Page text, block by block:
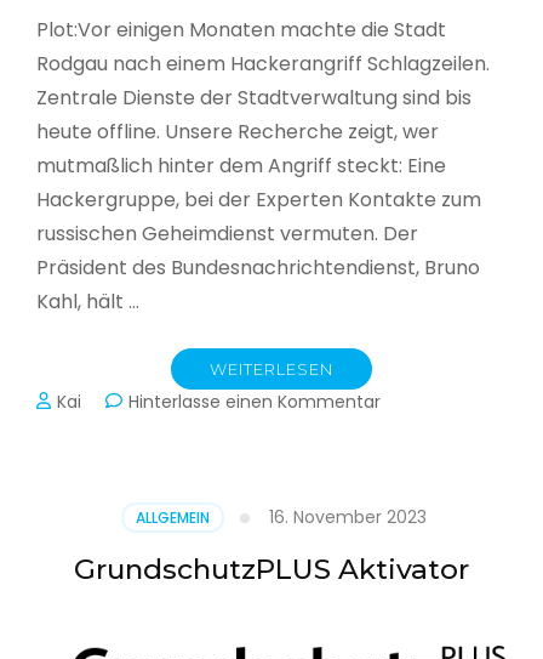
Plot:Vor einigen Monaten machte die Stadt
Rodgau nach einem Hackerangriff Schlagzeilen.
Zentrale Dienste der Stadtverwaltung sind bis
heute offline. Unsere Recherche zeigt, wer
mutmaßlich hinter dem Angriff steckt: Eine
Hackergruppe, bei der Experten Kontakte zum
russischen Geheimdienst vermuten. Der
Präsident des Bundesnachrichtendienst, Bruno
Kahl, hält …
WEITERLESEN
Kai Hinterlasse einen Kommentarzu
Schlacht
im
Netz
ALLGEMEIN 16. November 2023
GrundschutzPLUS Aktivator